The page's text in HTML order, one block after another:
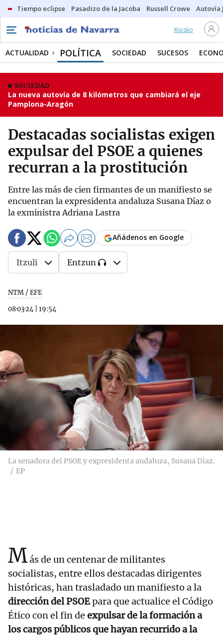
Tiempo eclipse Pasadizo de la Jacoba Russell Crowe Autovía
Kiosko
ACTUALIDAD POLÍTICA SOCIEDAD SUCESOS
SOCIEDAD
La nueva autovía de 8 kilómetros que cambiará el eje
Pamplona-Aragón
Destacadas socialistas exigen
expulsar del PSOE a quienes
recurran a la prostitución
Entre las más de cien firmantes de un manifiesto se
encuentran la expresidenta andaluza Susana Díaz o
la exministra Adriana Lastra
NTM / EFE
08·03·24
19:54
Añádenos en Google
Itzuli Entzun
La senadora del PSOE y expresidenta andaluza, Susana Díaz.
EP
Más de un centenar de militantes
socialistas, entre ellos destacadas dirigentes
históricas, han trasladado un manifiesto a la
dirección del PSOEpara que actualice el Código
Ético con el fin de expulsar de la formación a
los cargos públicos que hayan recurrido a la